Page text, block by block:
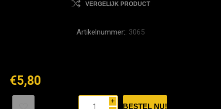
VERGELIJK PRODUCT
Artikelnummer:: 3065
€5,80
i